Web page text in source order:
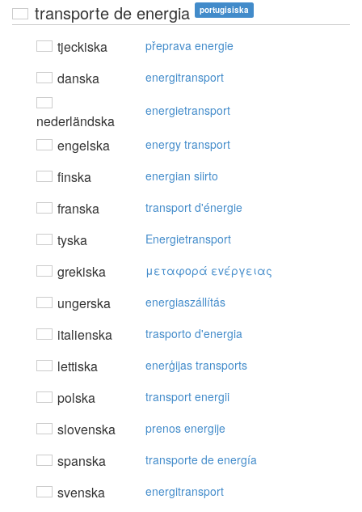
transporte de energia portugisiska
tjeckiska přeprava energie
danska energitransport
nederländska
energietransport
engelska energy transport
finska energian siirto
franska transport d'énergie
tyska Energietransport
grekiska μεταφoρά εvέργειας
ungerska energiaszállítás
italienska trasporto d'energia
lettiska enerģijas transports
polska transport energii
slovenska prenos energije
spanska transporte de energía
svenska energitransport